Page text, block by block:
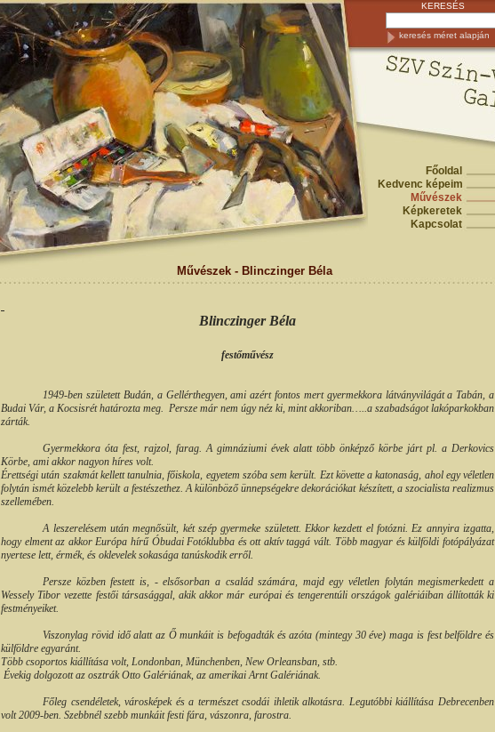
KERESÉS
keresés méret alapján
Főoldal
Kedvenc képeim
Művészek
Képkeretek
Kapcsolat
Művészek - Blinczinger Béla
Blinczinger Béla
festőművész
1949-ben született Budán, a Gellérthegyen, ami azért fontos mert gyermekkora látványvilágát a Tabán, a
Budai Vár, a Kocsisrét határozta meg. Persze már nem úgy néz ki, mint akkoriban…..a szabadságot lakóparkokban
zárták.
Gyermekkora óta fest, rajzol, farag. A gimnáziumi évek alatt több önképző körbe járt pl. a Derkovics
Körbe, ami akkor nagyon híres volt.
Érettségi után szakmát kellett tanulnia, főiskola, egyetem szóba sem került. Ezt követte a katonaság, ahol egy véletlen
folytán ismét közelebb került a festészethez. A különböző ünnepségekre dekorációkat készített, a szocialista realizmus
szellemében.
A leszerelésem után megnősült, két szép gyermeke született. Ekkor kezdett el fotózni. Ez annyira izgatta,
hogy elment az akkor Európa hírű Óbudai Fotóklubba és ott aktív taggá vált. Több magyar és külföldi fotópályázat
nyertese lett, érmék, és oklevelek sokasága tanúskodik erről.
Persze közben festett is, - elsősorban a család számára, majd egy véletlen folytán megismerkedett a
Wessely Tibor vezette festői társasággal, akik akkor már európai és tengerentúli országok galériáiban állították ki
festményeiket.
Viszonylag rövid idő alatt az Ő munkáit is befogadták és azóta (mintegy 30 éve) maga is fest belföldre és
külföldre egyaránt.
Több csoportos kiállítása volt, Londonban, Münchenben, New Orleansban, stb.
Évekig dolgozott az osztrák Otto Galériának, az amerikai Arnt Galériának.
Főleg csendéletek, városképek és a természet csodái ihletik alkotásra. Legutóbbi kiállítása Debrecenben
volt 2009-ben. Szebbnél szebb munkáit festi fára, vászonra, farostra.